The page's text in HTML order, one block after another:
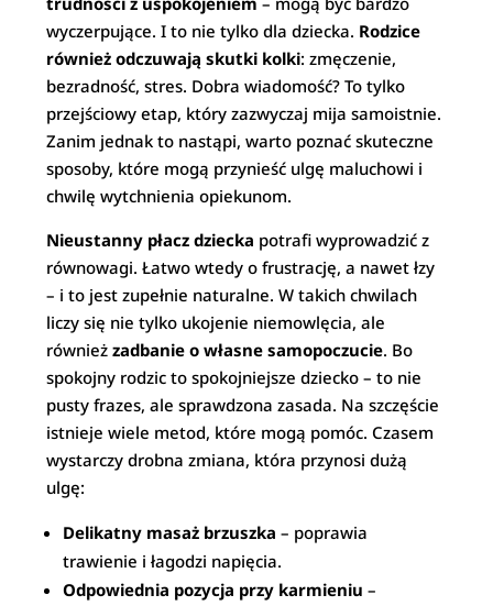
wyczerpujące. I to nie tylko dla dziecka. Rodzice
również odczuwają skutki kolki: zmęczenie,
bezradność, stres. Dobra wiadomość? To tylko
przejściowy etap, który zazwyczaj mija samoistnie.
Zanim jednak to nastąpi, warto poznać skuteczne
sposoby, które mogą przynieść ulgę maluchowi i
chwilę wytchnienia opiekunom.
Nieustanny płacz dziecka potrafi wyprowadzić z
równowagi. Łatwo wtedy o frustrację, a nawet łzy
– i to jest zupełnie naturalne. W takich chwilach
liczy się nie tylko ukojenie niemowlęcia, ale
równieżzadbanie o własne samopoczucie. Bo
spokojny rodzic to spokojniejsze dziecko – to nie
pusty frazes, ale sprawdzona zasada. Na szczęście
istnieje wiele metod, które mogą pomóc. Czasem
wystarczy drobna zmiana, która przynosi dużą
ulgę:
Delikatny masaż brzuszka – poprawia
trawienie i łagodzi napięcia.
Odpowiednia pozycja przy karmieniu –